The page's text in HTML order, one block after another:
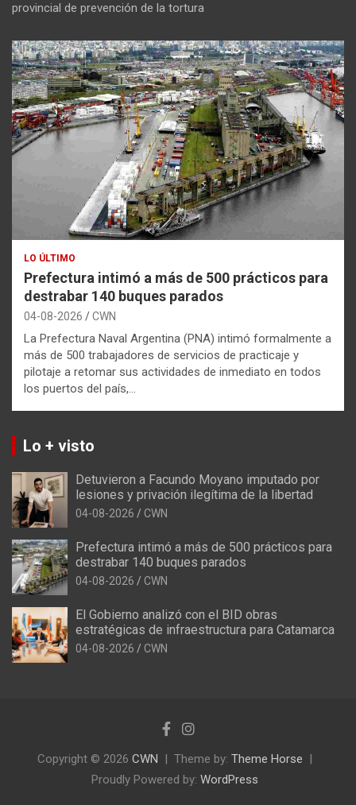
provincial de prevención de la tortura
LO ÚLTIMO
Prefectura intimó a más de 500 prácticos para
destrabar 140 buques parados
04-08-2026 CWN
La Prefectura Naval Argentina (PNA) intimó formalmente a
más de 500 trabajadores de servicios de practicaje y
pilotaje a retomar sus actividades de inmediato en todos
los puertos del país,…
Lo + visto
Detuvieron a Facundo Moyano imputado por
lesiones y privación ilegítima de la libertad
04-08-2026 CWN
Prefectura intimó a más de 500 prácticos para
destrabar 140 buques parados
04-08-2026 CWN
El Gobierno analizó con el BID obras
estratégicas de infraestructura para Catamarca
04-08-2026 CWN
Copyright © 2026 CWN Theme by: Theme Horse
Proudly Powered by: WordPress